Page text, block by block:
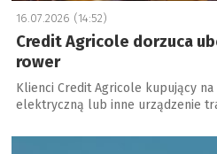
16.07.2026 (14:52)
Credit Agricole dorzuca
rower
Klienci Credit Agricole kupujący
elektryczną lub inne urządzenie
a